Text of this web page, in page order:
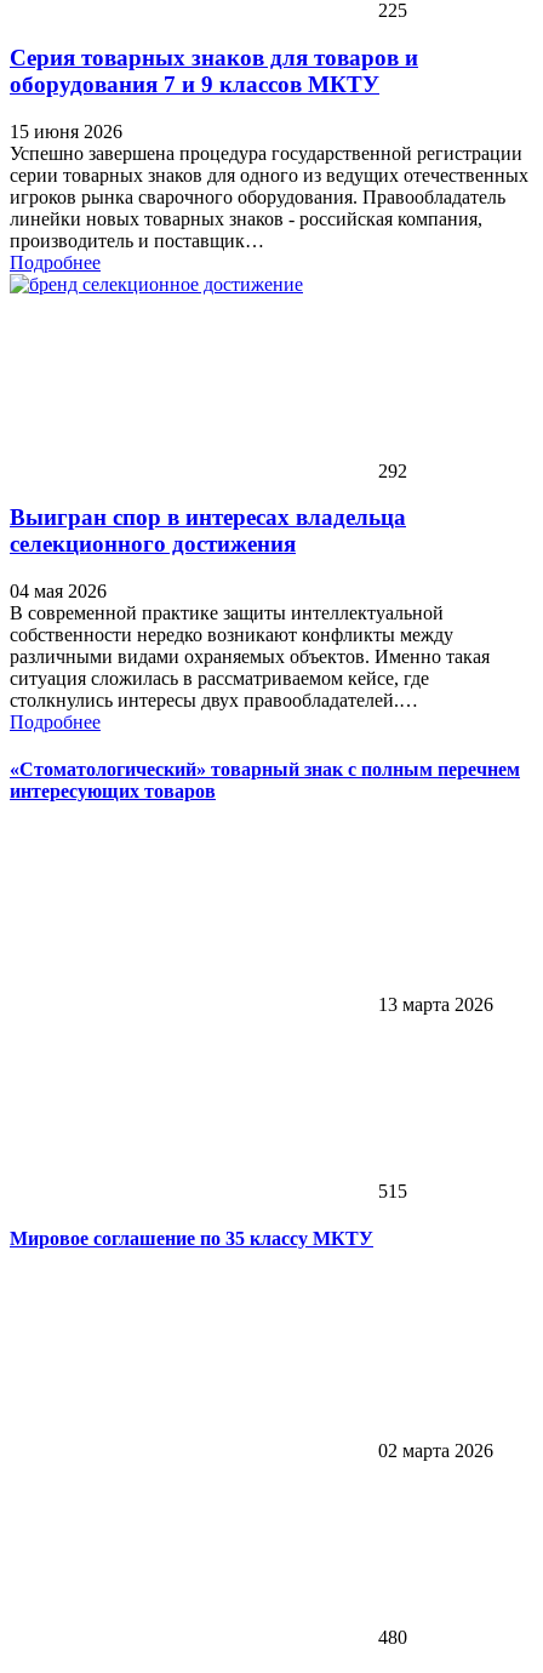
225
Серия товарных знаков для товаров и
оборудования 7 и 9 классов МКТУ
15 июня 2026
Успешно завершена процедура государственной регистрации
серии товарных знаков для одного из ведущих отечественных
игроков рынка сварочного оборудования. Правообладатель
линейки новых товарных знаков - российская компания,
производитель и поставщик…
Подробнее
292
Выигран спор в интересах владельца
селекционного достижения
04 мая 2026
В современной практике защиты интеллектуальной
собственности нередко возникают конфликты между
различными видами охраняемых объектов. Именно такая
ситуация сложилась в рассматриваемом кейсе, где
столкнулись интересы двух правообладателей.…
Подробнее
«Стоматологический» товарный знак с полным перечнем
интересующих товаров
13 марта 2026
515
Мировое соглашение по 35 классу МКТУ
02 марта 2026
480